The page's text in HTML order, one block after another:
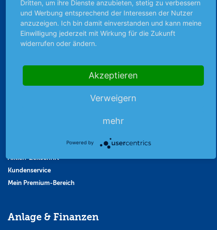
Favoriten
Strategie
Thema der Woche
Aktien-Zeitschrift
Kundenservice
Mein Premium-Bereich
Anlage & Finanzen
Dritten, um ihre Dienste anzubieten, stetig zu verbessern
und Werbung entsprechend der Interessen der Nutzer
anzuzeigen. Ich bin damit einverstanden und kann meine
Einwilligung jederzeit mit Wirkung für die Zukunft
widerrufen oder ändern.
Akzeptieren
Verweigern
mehr
Powered by